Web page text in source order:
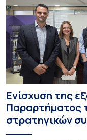
Ενίσχυση της
Παραρτήματος
στρατηγικών